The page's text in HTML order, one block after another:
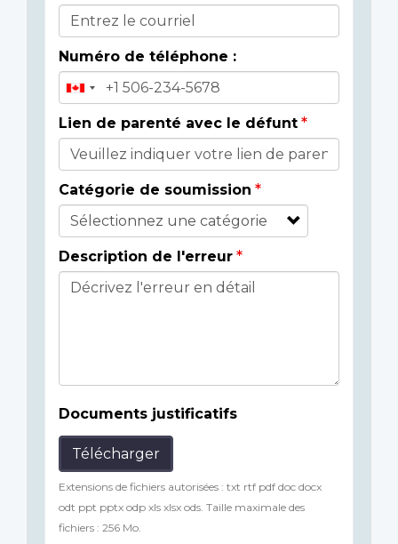
Numéro de téléphone :
Lien de parenté avec le défunt
Catégorie de soumission
Description de l'erreur
Documents justificatifs
Télécharger
Extensions de fichiers autorisées : txt rtf pdf doc docx
odt ppt pptx odp xls xlsx ods. Taille maximale des
fichiers : 256 Mo.